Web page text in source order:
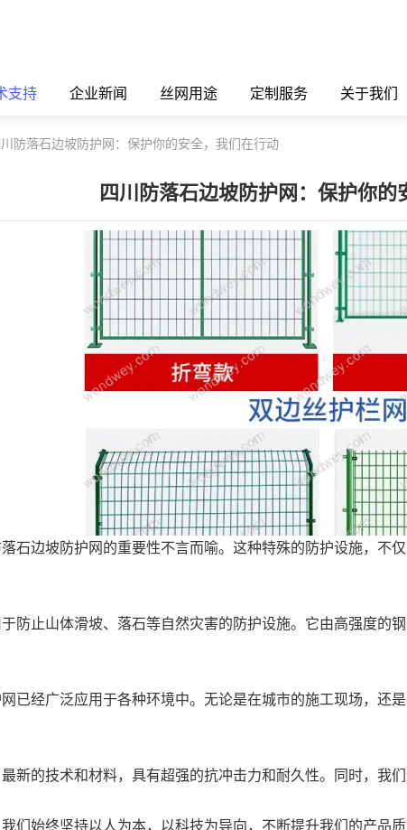
支持 企业新闻 丝网用途 定制服务 关于我们
川防落石边坡防护网：保护你的安全，我们在行动
四川防落石边坡防护网：保护你的
石边坡防护网的重要性不言而喻。这种特殊的防护设施，不
防止山体滑坡、落石等自然灾害的防护设施。它由高强度的
已经广泛应用于各种环境中。无论是在城市的施工现场，还
新的技术和材料，具有超强的抗冲击力和耐久性。同时，我
们始终坚持以人为本，以科技为导向，不断提升我们的产品